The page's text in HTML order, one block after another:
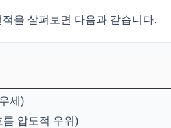
을 살펴보면 다음과 같습니다.
세)
름 압도적 우위)